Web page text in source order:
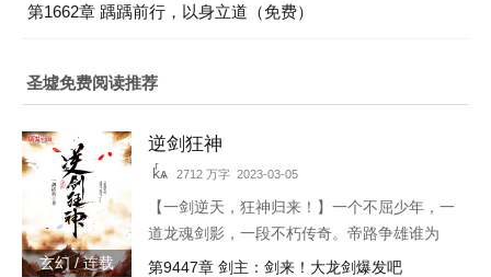
第1662章 踽踽前行，以身立道（免费）
圣墟免费阅读推荐
玄幻 / 连载
逆剑狂神
kͬѧ 2712 万字 2023-03-05
【一剑逆天，狂神归来！】一个不屈少年，一
道龙魂剑影，一段不朽传奇。帝路争雄谁为
峰，唯我林轩傲苍生！3w471-25091
第9447章 剑主：剑来！大龙剑爆发吧